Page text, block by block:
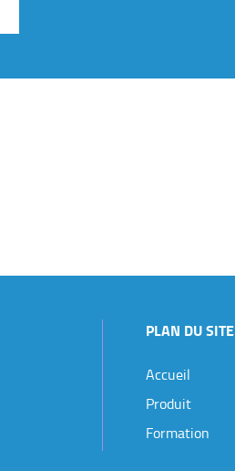
PLAN DU SITE
Accueil
Produit
Formation